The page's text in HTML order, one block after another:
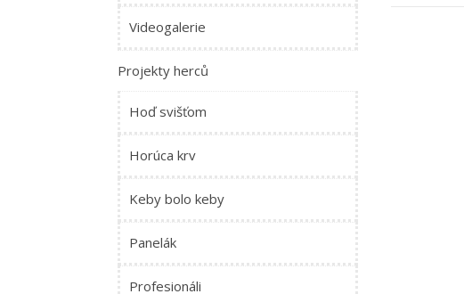
Videogalerie
Projekty herců
Hoď svišťom
Horúca krv
Keby bolo keby
Panelák
Profesionáli